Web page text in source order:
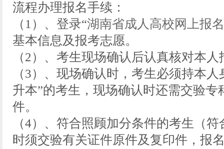
流程办理报名手续：
（1）、登录“湖南省成人高校网上报
基本信息及报考志愿。
（2）、考生现场确认后认真核对本
（3）、现场确认时，考生必须持本
升本”的考生，现场确认时还需交验
件。
（4）、符合照顾加分条件的考生（
时须交验有关证件原件及复印件，报